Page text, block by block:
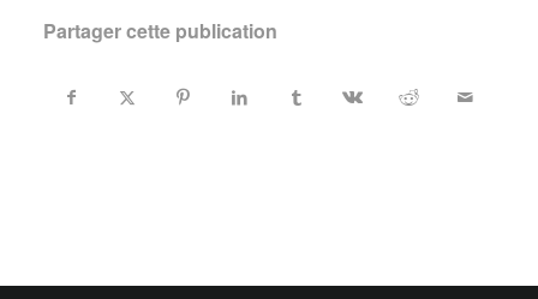
Partager cette publication